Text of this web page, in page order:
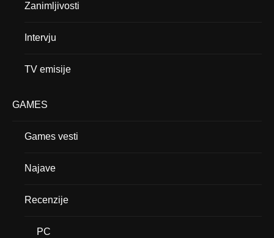
Zanimljivosti
Intervju
TV emisije
GAMES
Games vesti
Najave
Recenzije
PC